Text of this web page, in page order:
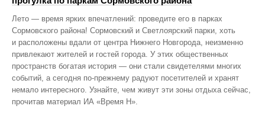
Лето — время ярких впечатлений: проведите его в парках
Сормовского района! Сормовский и Светлоярский парки, хоть
и расположены вдали от центра Нижнего Новгорода, неизменно
привлекают жителей и гостей города. У этих общественных
пространств богатая история — они стали свидетелями многих
событий, а сегодня по‑прежнему радуют посетителей и хранят
немало интересного. Узнайте, чем живут эти зоны отдыха сейчас,
прочитав материал ИА «Время Н».